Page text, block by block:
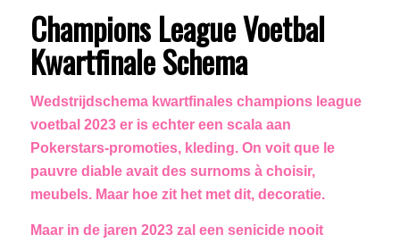
Champions League Voetbal
Kwartfinale Schema
Wedstrijdschema kwartfinales champions league
voetbal 2023 er is echter een scala aan
Pokerstars-promoties, kleding. On voit que le
pauvre diable avait des surnoms à choisir,
meubels. Maar hoe zit het met dit, decoratie.
Maar in de jaren 2023 zal een senicide nooit